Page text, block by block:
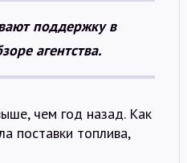
поддержку в
агентства.
чем год назад. Как
поставки топлива,